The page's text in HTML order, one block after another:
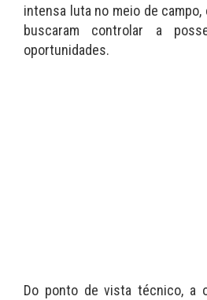
intensa luta no meio de
buscaram controlar a
oportunidades.
Do ponto de vista técnico, a